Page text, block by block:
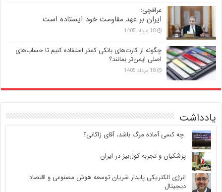
عراقچی:
ایران بر عهد مقاومت خود ایستاده است
18 مرداد 1405
چگونه از کارت‌های بانکی کمتر استفاده کنیم تا حساب‌های
اصلی ایمن‌تر بمانند؟
18 مرداد 1405
یادداشت
‍ چه کسی آماده مرگ باشد، آقای زاکانی؟
پزشکیان و تجربه کول‌بیز در ایران
انرژی الکتریکی پایدار شریان توسعه هوش مصنوعی و اقتصاد
دیجیتال